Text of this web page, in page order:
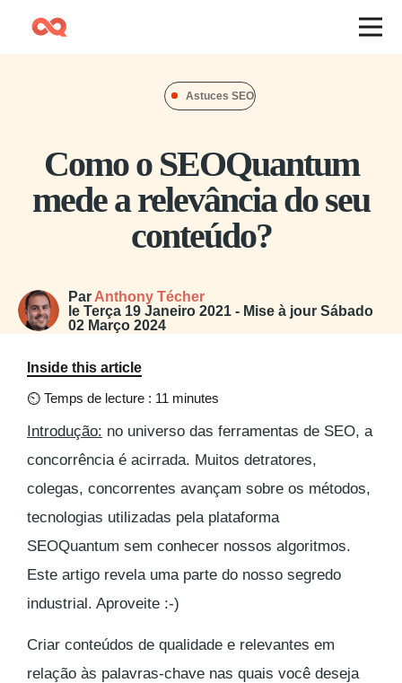
Astuces SEO
Como o SEOQuantum
mede a relevância do seu
conteúdo?
Par Anthony Técher
le Terça 19 Janeiro 2021 - Mise à jour Sábado
02 Março 2024
Inside this article
⏲ Temps de lecture : 11 minutes
Introdução: no universo das ferramentas de SEO, a
concorrência é acirrada. Muitos detratores,
colegas, concorrentes avançam sobre os métodos,
tecnologias utilizadas pela plataforma
SEOQuantum sem conhecer nossos algoritmos.
Este artigo revela uma parte do nosso segredo
industrial. Aproveite :-)
Criar conteúdos de qualidade e relevantes em
relação às palavras-chave nas quais você deseja